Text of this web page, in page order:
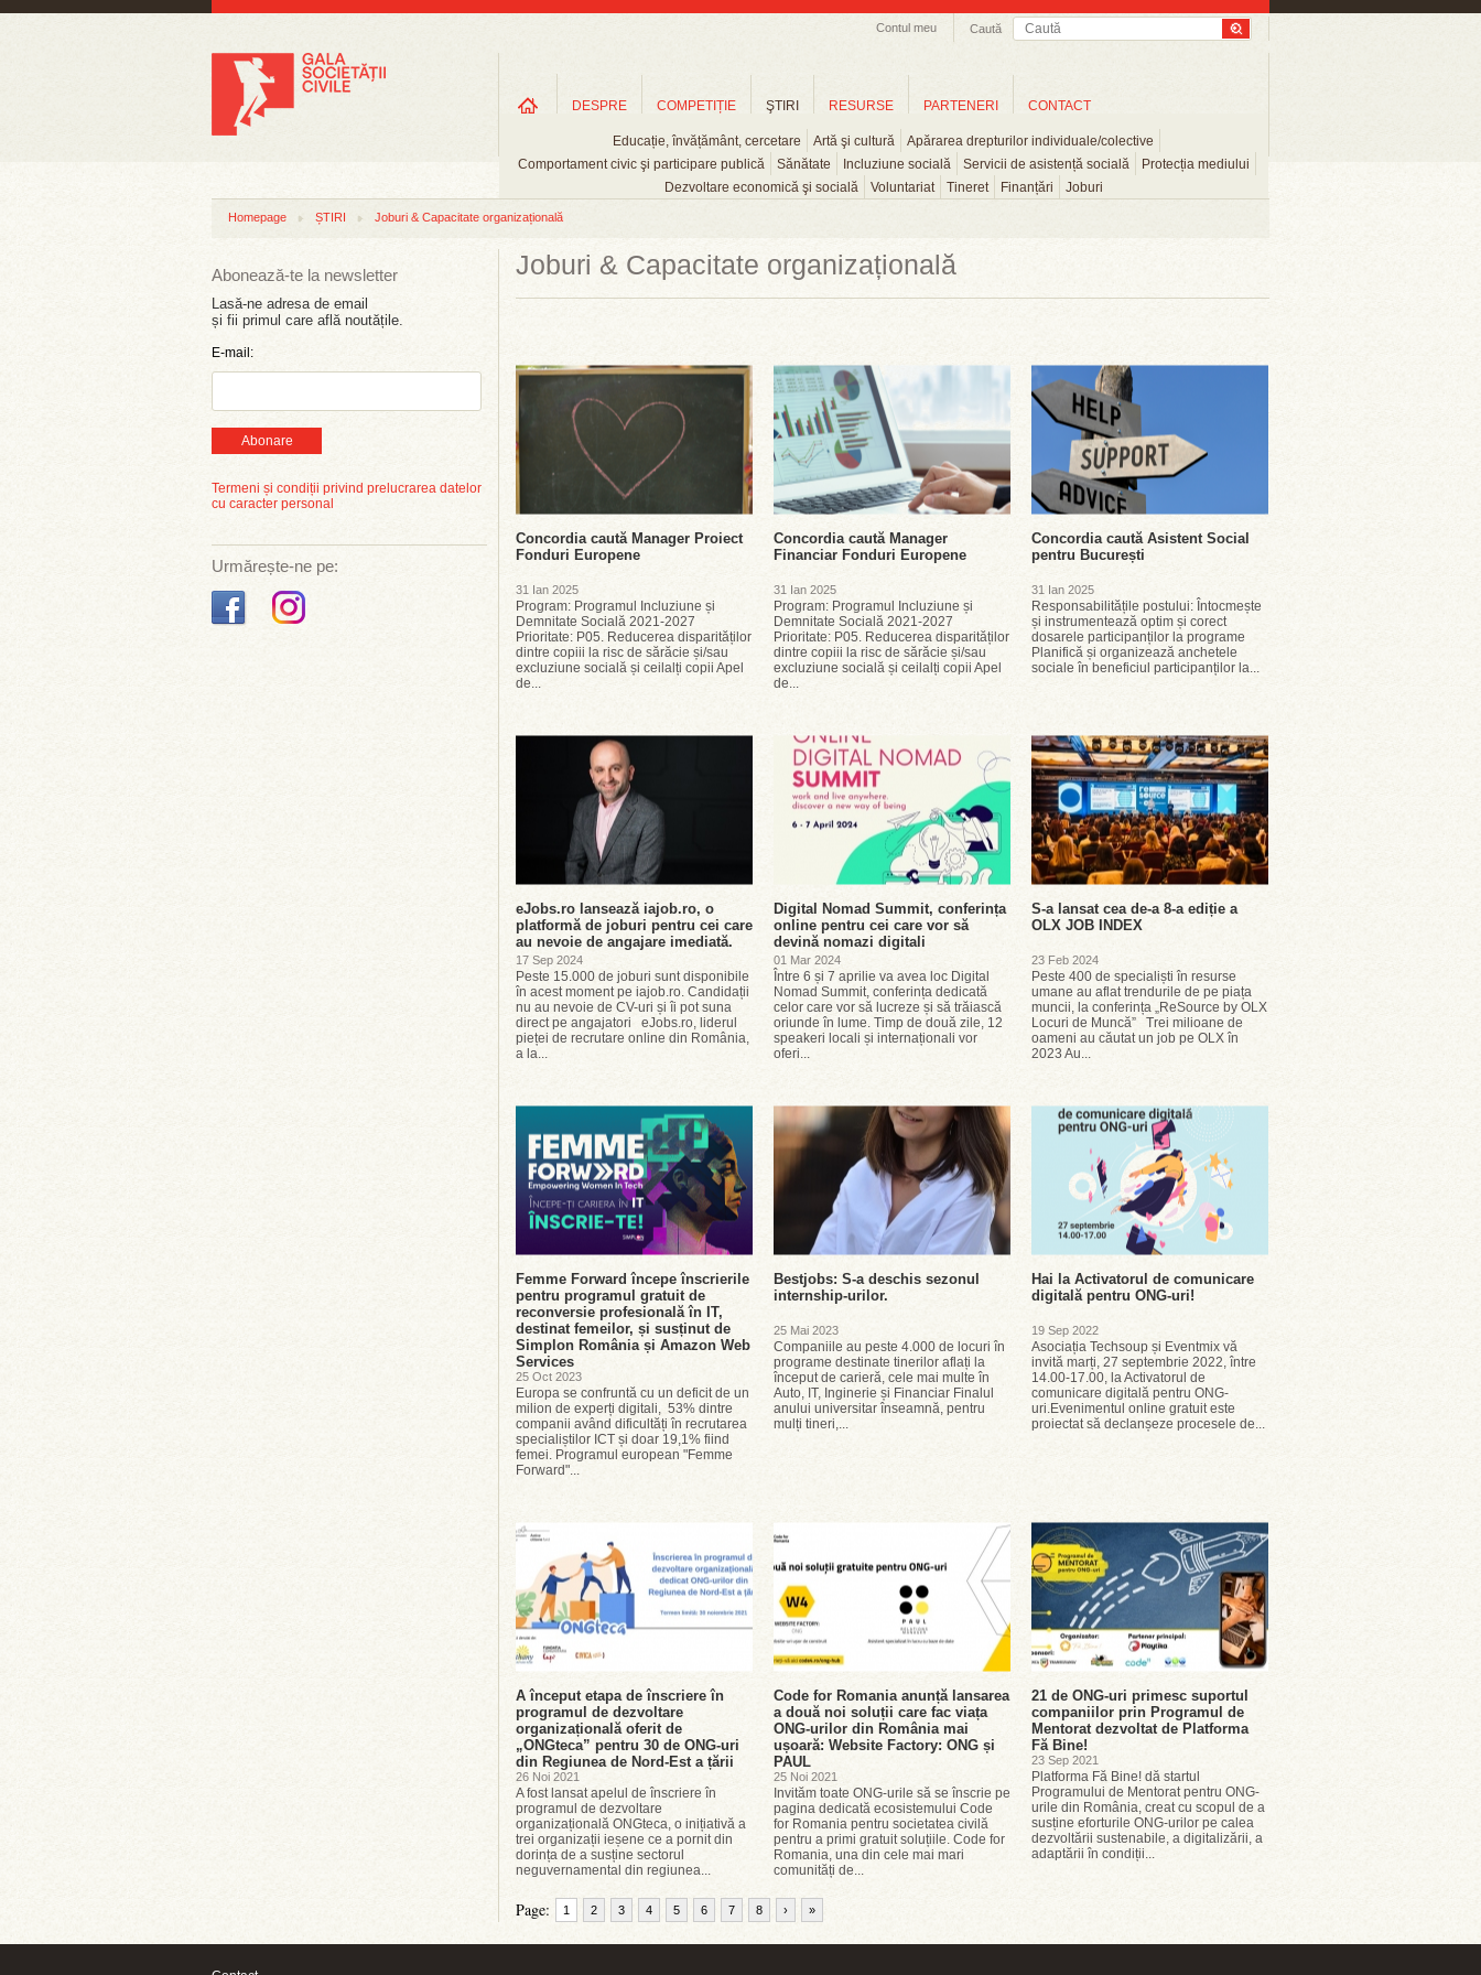
Caută
Contul meu
DESPRE COMPETIȚIE ŞTIRI
Educație, învățământ, cercetare Artă şi cultură
Apărarea drepturilor individuale/colective
Comportament civic şi participare publică
Sănătate Incluziune socială Servicii de asistență socială
Protecția mediului
Dezvoltare economică şi socială
Voluntariat Tineret Finanțări Joburi
RESURSE PARTENERI CONTACT
Homepage ȘTIRI Joburi & Capacitate organizațională
Abonează-te la newsletter
Lasă-ne adresa de email
și fii primul care află noutățile.
E-mail:
Abonare
Termeni și condiții privind prelucrarea datelor
cu caracter personal
Urmărește-ne pe:
Joburi & Capacitate organizațională
Concordia caută Manager Proiect
Fonduri Europene
31 Ian 2025
Program: Programul Incluziune și
Demnitate Socială 2021-2027
Prioritate: P05. Reducerea disparităților
dintre copiii la risc de sărăcie și/sau
excluziune socială și ceilalți copii Apel
de...
Concordia caută Manager
Financiar Fonduri Europene
31 Ian 2025
Program: Programul Incluziune și
Demnitate Socială 2021-2027
Prioritate: P05. Reducerea disparităților
dintre copiii la risc de sărăcie și/sau
excluziune socială și ceilalți copii Apel
de...
Concordia caută Asistent Social
pentru București
31 Ian 2025
Responsabilitățile postului: Întocmește
și instrumentează optim și corect
dosarele participanților la programe
Planifică și organizează anchetele
sociale în beneficiul participanților la...
eJobs.ro lansează iajob.ro, o
platformă de joburi pentru cei care
au nevoie de angajare imediată.
17 Sep 2024
Peste 15.000 de joburi sunt disponibile
în acest moment pe iajob.ro. Candidații
nu au nevoie de CV-uri și îi pot suna
direct pe angajatori eJobs.ro, liderul
pieței de recrutare online din România,
a la...
Digital Nomad Summit, conferința
online pentru cei care vor să
devină nomazi digitali
01 Mar 2024
Între 6 și 7 aprilie va avea loc Digital
Nomad Summit, conferința dedicată
celor care vor să lucreze și să trăiască
oriunde în lume. Timp de două zile, 12
speakeri locali și internaționali vor
oferi...
S-a lansat cea de-a 8-a ediție a
OLX JOB INDEX
23 Feb 2024
Peste 400 de specialiști în resurse
umane au aflat trendurile de pe piața
muncii, la conferința „ReSource by OLX
Locuri de Muncă” Trei milioane de
oameni au căutat un job pe OLX în
2023 Au...
Femme Forward începe înscrierile
pentru programul gratuit de
reconversie profesională în IT,
destinat femeilor, și susținut de
Simplon România și Amazon Web
Services
25 Oct 2023
Europa se confruntă cu un deficit de un
milion de experți digitali, 53% dintre
companii având dificultăți în recrutarea
specialiștilor ICT și doar 19,1% fiind
femei. Programul european "Femme
Forward"...
Bestjobs: S-a deschis sezonul
internship-urilor.
25 Mai 2023
Companiile au peste 4.000 de locuri în
programe destinate tinerilor aflați la
început de carieră, cele mai multe în
Auto, IT, Inginerie și Financiar Finalul
anului universitar înseamnă, pentru
mulți tineri,...
Hai la Activatorul de comunicare
digitală pentru ONG-uri!
19 Sep 2022
Asociația Techsoup și Eventmix vă
invită marți, 27 septembrie 2022, între
14.00-17.00, la Activatorul de
comunicare digitală pentru ONG-
uri.Evenimentul online gratuit este
proiectat să declanșeze procesele de...
A început etapa de înscriere în
programul de dezvoltare
organizațională oferit de
„ONGteca” pentru 30 de ONG-uri
din Regiunea de Nord-Est a țării
26 Noi 2021
A fost lansat apelul de înscriere în
programul de dezvoltare
organizațională ONGteca, o inițiativă a
trei organizații ieșene ce a pornit din
dorința de a susține sectorul
neguvernamental din regiunea...
Code for Romania anunță lansarea
a două noi soluții care fac viața
ONG-urilor din România mai
ușoară: Website Factory: ONG și
PAUL
25 Noi 2021
Invităm toate ONG-urile să se înscrie pe
pagina dedicată ecosistemului Code
for Romania pentru societatea civilă
pentru a primi gratuit soluțiile. Code for
Romania, una din cele mai mari
comunități de...
21 de ONG-uri primesc suportul
companiilor prin Programul de
Mentorat dezvoltat de Platforma
Fă Bine!
23 Sep 2021
Platforma Fă Bine! dă startul
Programului de Mentorat pentru ONG-
urile din România, creat cu scopul de a
susține eforturile ONG-urilor pe calea
dezvoltării sustenabile, a digitalizării, a
adaptării în condiții...
Page: 1 2 3 4 5 6 7 8 › »